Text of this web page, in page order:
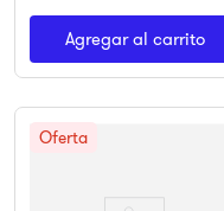
Agregar al carrito